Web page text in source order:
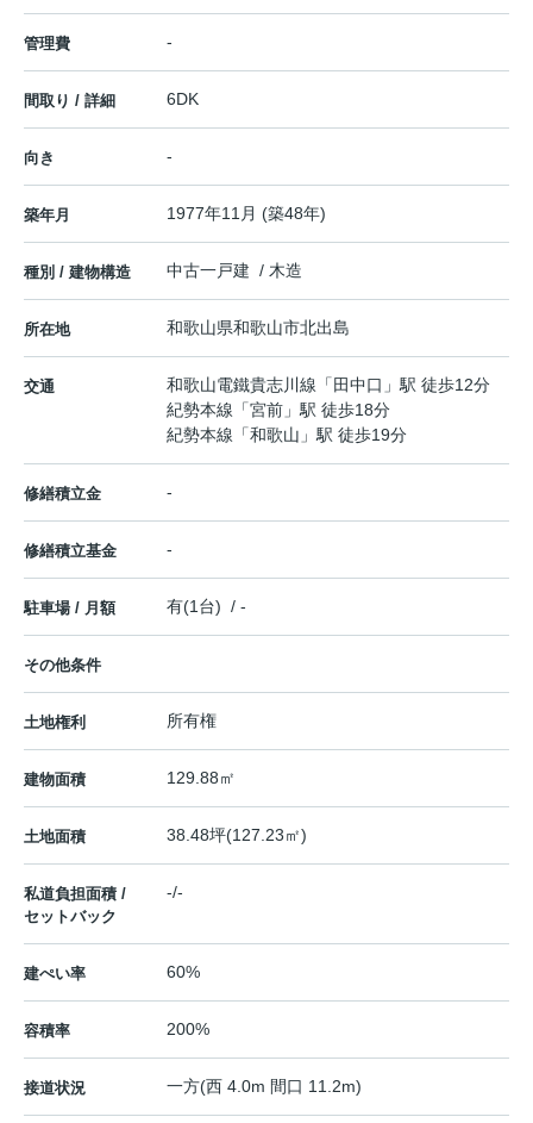
管理費 -
間取り / 詳細 6DK
向き -
築年月 1977年11月 (築48年)
種別 / 建物構造 中古一戸建 / 木造
所在地 和歌山県和歌山市北出島
交通 和歌山電鐵貴志川線 「 田中口 」駅 徒歩12分
紀勢本線 「宮前 」駅 徒歩18分
紀勢本線 「和歌山 」駅 徒歩19分
修繕積立金 -
修繕積立基金 -
駐車場 / 月額 有(1台) / -
その他条件
土地権利 所有権
建物面積 129.88㎡
土地面積 38.48坪(127.23㎡)
私道負担面積 /
セットバック
-/-
建ぺい率 60%
容積率 200%
接道状況 一方(西 4.0m 間口 11.2m)